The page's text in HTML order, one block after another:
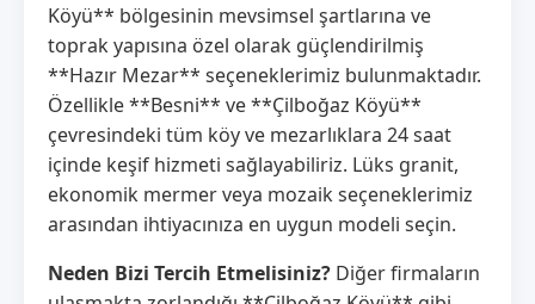
Köyü** bölgesinin mevsimsel şartlarına ve
toprak yapısına özel olarak güçlendirilmiş
**Hazır Mezar** seçeneklerimiz bulunmaktadır.
Özellikle **Besni** ve **Çilboğaz Köyü**
çevresindeki tüm köy ve mezarlıklara 24 saat
içinde keşif hizmeti sağlayabiliriz. Lüks granit,
ekonomik mermer veya mozaik seçeneklerimiz
arasından ihtiyacınıza en uygun modeli seçin.
Neden Bizi Tercih Etmelisiniz? Diğer firmaların